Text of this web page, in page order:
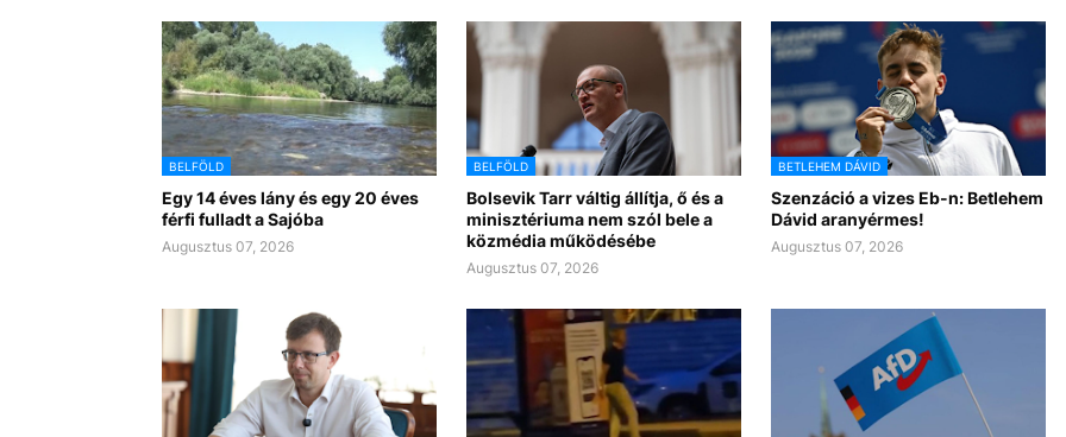
BELFÖLD
Egy 14 éves lány és egy 20 éves
férfi fulladt a Sajóba
Augusztus 07, 2026
BELFÖLD
Bolsevik Tarr váltig állítja, ő és a
minisztériuma nem szól bele a
közmédia működésébe
Augusztus 07, 2026
BETLEHEM DÁVID
Szenzáció a vizes Eb-n: Betlehem
Dávid aranyérmes!
Augusztus 07, 2026